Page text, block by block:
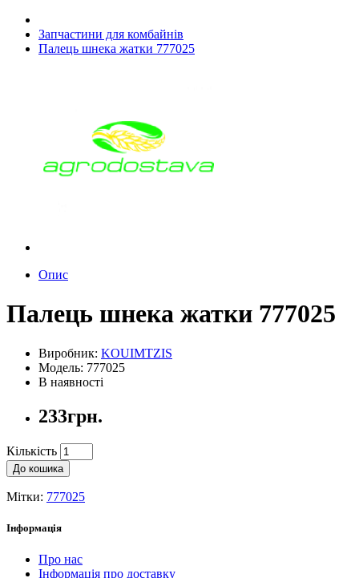
Запчастини для комбайнів
Палець шнека жатки 777025
Опис
Палець шнека жатки 777025
Виробник: KOUIMTZIS
Модель: 777025
В наявності
233грн.
Кількість
До кошика
Мітки: 777025
Інформація
Про нас
Інформація про доставку